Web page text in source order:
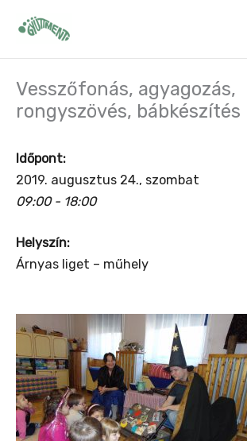
Vesszőfonás, agyagozás,
rongyszövés, bábkészítés
Időpont:
2019. augusztus 24., szombat
09:00 - 18:00
Helyszín:
Árnyas liget – műhely